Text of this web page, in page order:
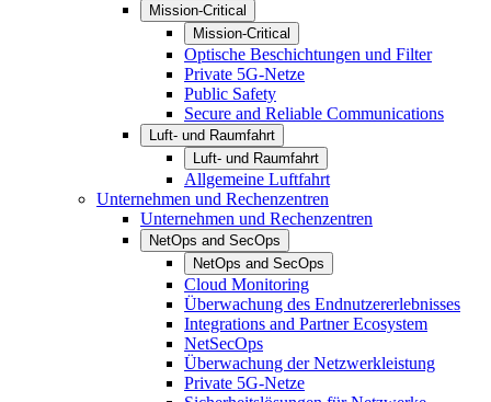
Mission-Critical
Mission-Critical
Optische Beschichtungen und Filter
Private 5G-Netze
Public Safety
Secure and Reliable Communications
Luft- und Raumfahrt
Luft- und Raumfahrt
Allgemeine Luftfahrt
Unternehmen und Rechenzentren
Unternehmen und Rechenzentren
NetOps and SecOps
NetOps and SecOps
Cloud Monitoring
Überwachung des Endnutzererlebnisses
Integrations and Partner Ecosystem
NetSecOps
Überwachung der Netzwerkleistung
Private 5G-Netze